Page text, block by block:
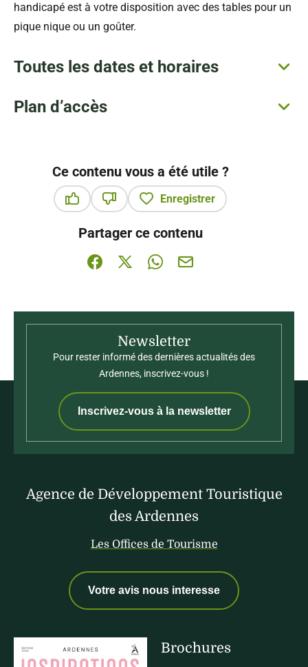
handicapé est à votre disposition avec des tables pour un
pique nique ou un goûter.
Toutes les dates et horaires
Plan d’accès
Ce contenu vous a été utile ?
Enregistrer
Partager ce contenu
Partager sur Facebook (nouvelle fenêtre)
Partager sur X / Twitter (nouvelle
Partager sur WhatsApp
Partager par mail
Newsletter
Pour rester informé des dernières actualités des
Ardennes, inscrivez-vous !
Inscrivez-vous à la newsletter
Agence de Développement Touristique
des Ardennes
Les Offices de Tourisme
Votre avis nous interesse
Brochures